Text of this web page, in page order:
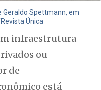
Geraldo Spettmann, em
Única
infraestrutura
ou
de
está